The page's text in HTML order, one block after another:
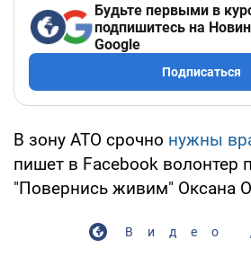
Будьте первыми в
подпишитесь на
Google
Подписаться
В зону АТО срочно нужны
пишет в Facebook волонтер
"Повернись живим" Оксана
Видео